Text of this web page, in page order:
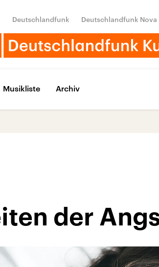
Deutschlandfunk Deutschlandfunk Nova
Musikliste Archiv
der